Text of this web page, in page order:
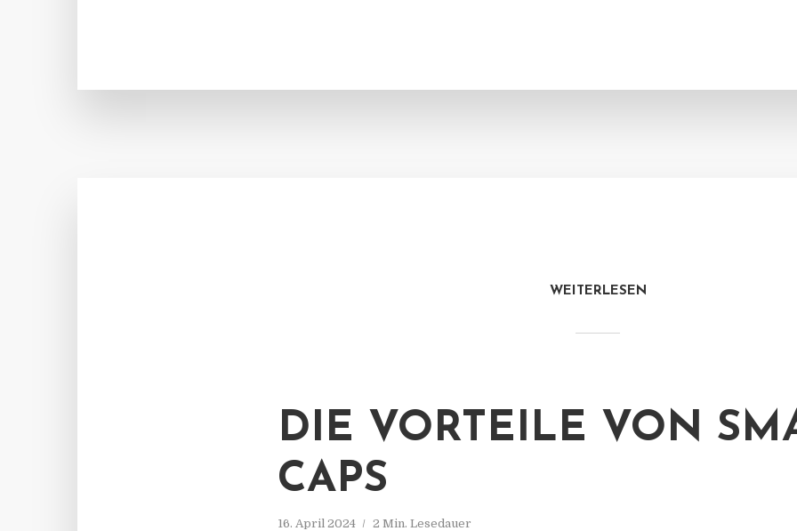
WEITERLESEN
DIE VORTEILE VON
CAPS
16. April 2024 2 Min. Lesedauer